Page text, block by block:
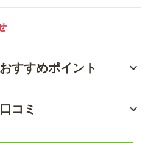
-
すすめポイント
コミ